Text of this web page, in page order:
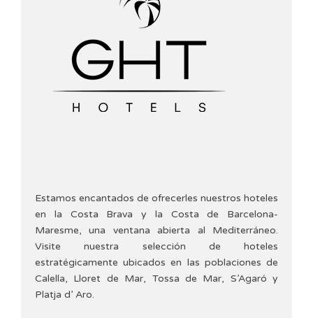
Estamos encantados de ofrecerles nuestros hoteles
en la Costa Brava y la Costa de Barcelona-
Maresme, una ventana abierta al Mediterráneo.
Visite nuestra selección de hoteles
estratégicamente ubicados en las poblaciones de
Calella, Lloret de Mar, Tossa de Mar, S’Agaró y
Platja d’ Aro.